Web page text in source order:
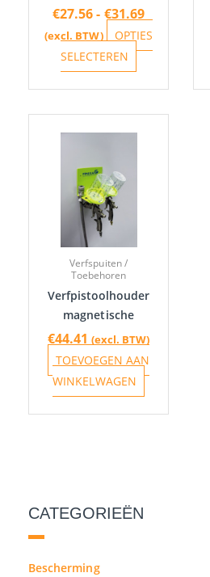
€27.56 - €31.69
(excl. BTW)
OPTIES
SELECTEREN
productpagina
Verfspuiten /
Toebehoren
Verfpistoolhouder
magnetische
€44.41 (excl. BTW)
TOEVOEGEN AAN
WINKELWAGEN
CATEGORIEËN
Bescherming